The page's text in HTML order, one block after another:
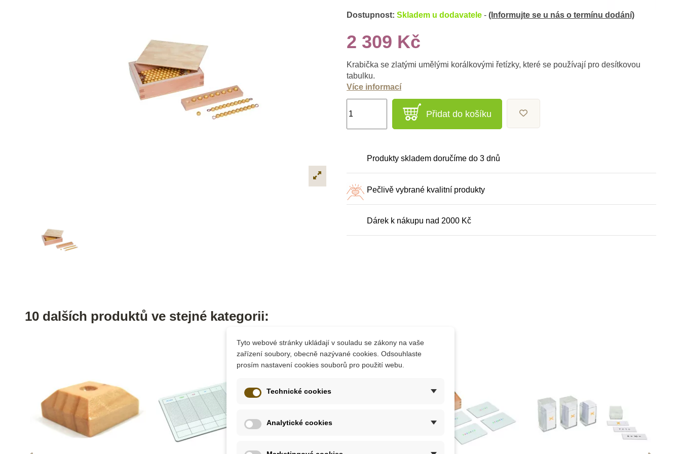
Dostupnost: Skladem u dodavatele - (Informujte se u nás o termínu dodání)
2 309 Kč
Krabička se zlatými umělými korálkovými řetízky, které se používají pro desítkovou
tabulku.
Více informací
Přidat do košíku
Produkty skladem doručíme do 3 dnů
Pečlivě vybrané kvalitní produkty
Dárek k nákupu nad 2000 Kč
10 dalších produktů ve stejné kategorii:
Tyto webové stránky ukládají v souladu se zákony na vaše
zařízení soubory, obecně nazývané cookies. Odsouhlaste
prosím nastavení cookies souborů pro použití webu.
Technické cookies
Analytické cookies